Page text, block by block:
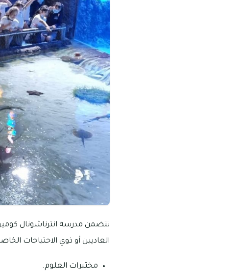
تتضمن مدرسة انترناشونال
العاديين أو ذوي الاحتياجات
مختبرات العلوم.